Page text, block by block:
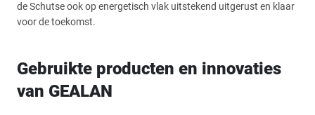
de Schutse ook op energetisch vlak uitstekend uitgerust en klaar
voor de toekomst.
Gebruikte producten en innovaties
van GEALAN